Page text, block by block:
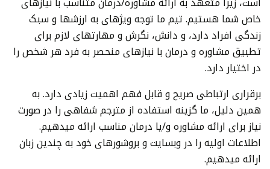
خاص شما هستیم. تیم ما توجه ویژهای به ارزشها و سبک
زندگی افراد دارد، و دانش، نگرش و مهارتهای لازم برای
تطبیق مشاوره و درمان با نیازهای منحصر به فرد هر شخص را
در اختیار دارد.
برقراری ارتباطی صریح و قابل فهم اهمیت زیادی دارد. به
همین دلیل، ما گزینه استفاده از مترجم شفاهی را در صورت
نیاز برای ارائه مشاوره و/یا درمان مناسب ارائه میدهیم.
اطلاعات اولیه را در وبسایت و بروشورهای خود به چندین زبان
ارائه میدهیم.